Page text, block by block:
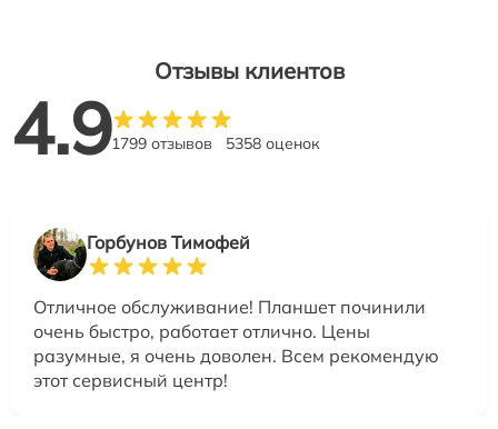
Отзывы клиентов
4.91799 отзывов 5358 оценок
Горбунов Тимофей
Отличное обслуживание! Планшет починили
очень быстро, работает отлично. Цены
разумные, я очень доволен. Всем рекомендую
этот сервисный центр!